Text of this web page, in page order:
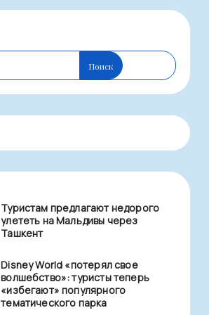
Поиск
Туристам предлагают недорого
улететь на Мальдивы через
Ташкент
Disney World «потерял свое
волшебство»: туристы теперь
«избегают» популярного
тематического парка